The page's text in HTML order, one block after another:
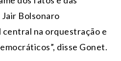
Bolsonaro
central na orquestração e
disse Gonet.